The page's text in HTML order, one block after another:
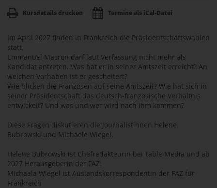
Kursdetails drucken Termine als iCal-Datei
Im April 2027 finden in Frankreich die Präsidentschaftswahlen
statt.
Emmanuel Macron darf laut Verfassung nicht mehr als
Kandidat antreten. Was hat er in seiner Amtszeit erreicht? An
welchen Vorhaben ist er gescheitert?
Wie blicken die Franzosen auf seine Amtszeit? Wie hat sich in
seiner Präsidentschaft das deutsch-französische Verhältnis
entwickelt? Und was und wer wird nach ihm kommen?
Diese Fragen diskutieren die Journalistinnen Helene
Bubrowski und Michaele Wiegel.
Helene Bubrowski ist Chefredakteurin bei Table Media und ab
2027 Herausgeberin der FAZ.
Michaela Wiegel ist Auslandskorrespondentin der FAZ für
Frankreich